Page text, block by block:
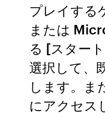
プレイする
または
る [スター
選択して、
します。
にアクセス